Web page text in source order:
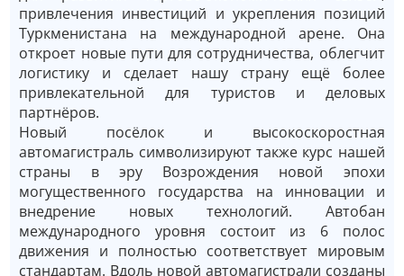
привлечения инвестиций и укрепления позиций
Туркменистана на международной арене. Она
откроет новые пути для сотрудничества, облегчит
логистику и сделает нашу страну ещё более
привлекательной для туристов и деловых
партнёров.
Новый посёлок и высокоскоростная
автомагистраль символизируют также курс нашей
страны в эру Возрождения новой эпохи
могущественного государства на инновации и
внедрение новых технологий. Автобан
международного уровня состоит из 6 полос
движения и полностью соответствует мировым
стандартам. Вдоль новой автомагистрали созданы